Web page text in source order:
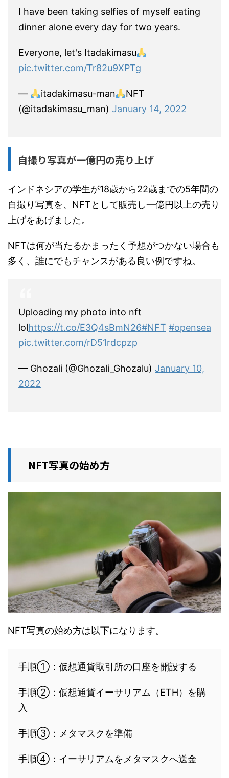
I have been taking selfies of myself eating
dinner alone every day for two years.
Everyone, let's Itadakimasu
pic.twitter.com/Tr82u9XPTg
— itadakimasu-man
NFT
(@itadakimasu_man) January 14, 2022
自撮り写真が一億円の売り上げ
インドネシアの学生が18歳から22歳までの5年間の
自撮り写真を、NFTとして販売し一億円以上の売り
上げをあげました。
NFTは何が当たるかまったく予想がつかない場合も
多く、誰にでもチャンスがある良い例ですね。
Uploading my photo into nft
lolhttps://t.co/E3Q4sBmN26#NFT #opensea
pic.twitter.com/rD51rdcpzp
— Ghozali (@Ghozali_Ghozalu) January 10,
2022
NFT写真の始め方
NFT写真の始め方は以下になります。
手順①：仮想通貨取引所の口座を開設する
手順②：仮想通貨イーサリアム（ETH）を購
入
手順③：メタマスクを準備
手順④：イーサリアムをメタマスクへ送金